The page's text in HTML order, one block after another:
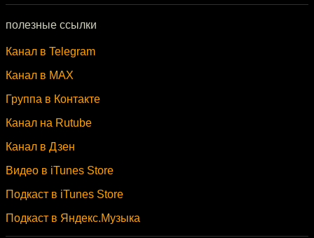
полезные ссылки
Канал в Telegram
Канал в MAX
Группа в Контакте
Канал на Rutube
Канал в Дзен
Видео в iTunes Store
Подкаст в iTunes Store
Подкаст в Яндекс.Музыка